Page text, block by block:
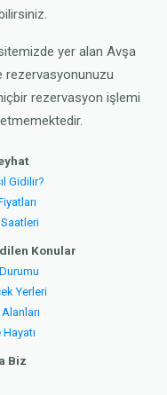
yer alan Avşa
rezervasyonunuzu
rezervasyon işlemi
Gidilir?
Konular
Yerleri
Biz